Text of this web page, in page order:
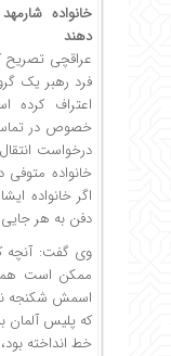
خانواده
دهند
عراقچی
فرد رهبر یک
اعتراف کرده
خصوص در تماس
درخواست
خانواده
اگر خانواده
دفن به هر جایی
وی گفت: آنچه
ممکن است
اسمش شکنجه
که پلیس
خط انداخته